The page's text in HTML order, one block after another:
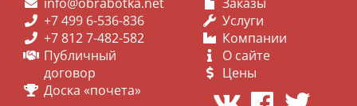
+7 499 6-536-836
+7 812 7-482-582
Публичный
договор
Доска «почета»
Услуги
Компании
О сайте
Цены